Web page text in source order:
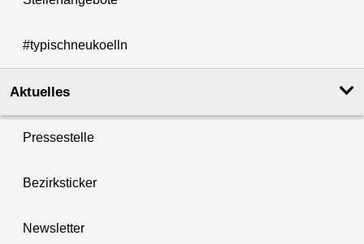
#typischneukoelln
Aktuelles
Pressestelle
Bezirksticker
Newsletter